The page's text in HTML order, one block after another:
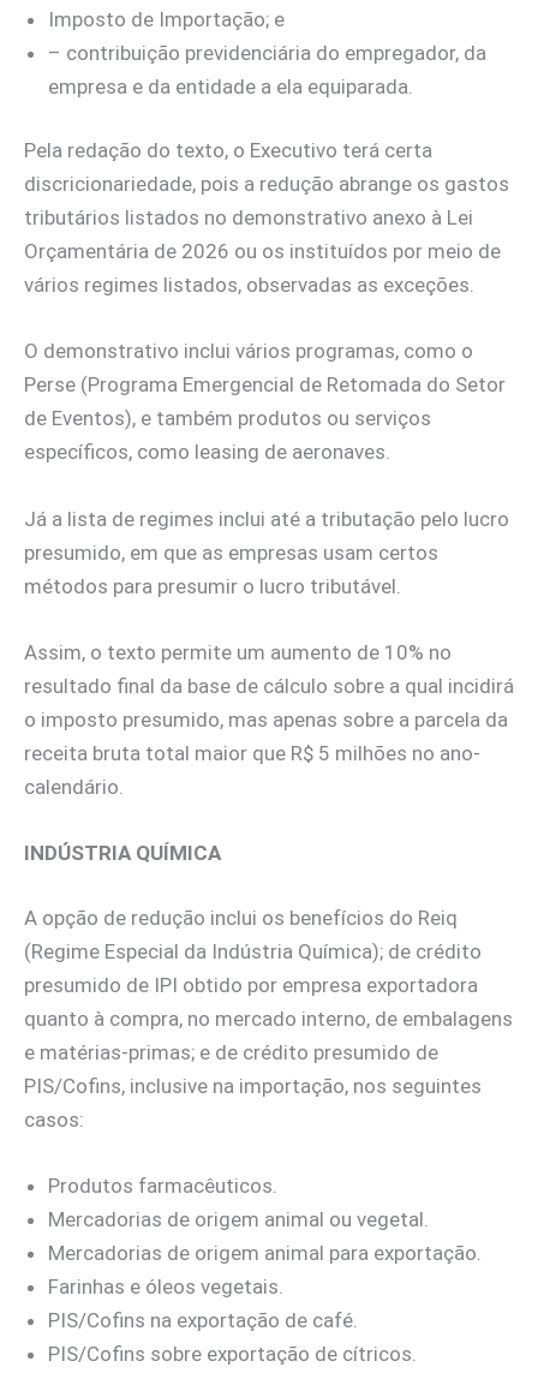
Imposto de Importação; e
– contribuição previdenciária do empregador, da
empresa e da entidade a ela equiparada.
Pela redação do texto, o Executivo terá certa
discricionariedade, pois a redução abrange os gastos
tributários listados no demonstrativo anexo à Lei
Orçamentária de 2026 ou os instituídos por meio de
vários regimes listados, observadas as exceções.
O demonstrativo inclui vários programas, como o
Perse (Programa Emergencial de Retomada do Setor
de Eventos), e também produtos ou serviços
específicos, como leasing de aeronaves.
Já a lista de regimes inclui até a tributação pelo lucro
presumido, em que as empresas usam certos
métodos para presumir o lucro tributável.
Assim, o texto permite um aumento de 10% no
resultado final da base de cálculo sobre a qual incidirá
o imposto presumido, mas apenas sobre a parcela da
receita bruta total maior que R$ 5 milhões no ano-
calendário.
INDÚSTRIA QUÍMICA
A opção de redução inclui os benefícios do Reiq
(Regime Especial da Indústria Química); de crédito
presumido de IPI obtido por empresa exportadora
quanto à compra, no mercado interno, de embalagens
e matérias-primas; e de crédito presumido de
PIS/Cofins, inclusive na importação, nos seguintes
casos:
Produtos farmacêuticos.
Mercadorias de origem animal ou vegetal.
Mercadorias de origem animal para exportação.
Farinhas e óleos vegetais.
PIS/Cofins na exportação de café.
PIS/Cofins sobre exportação de cítricos.